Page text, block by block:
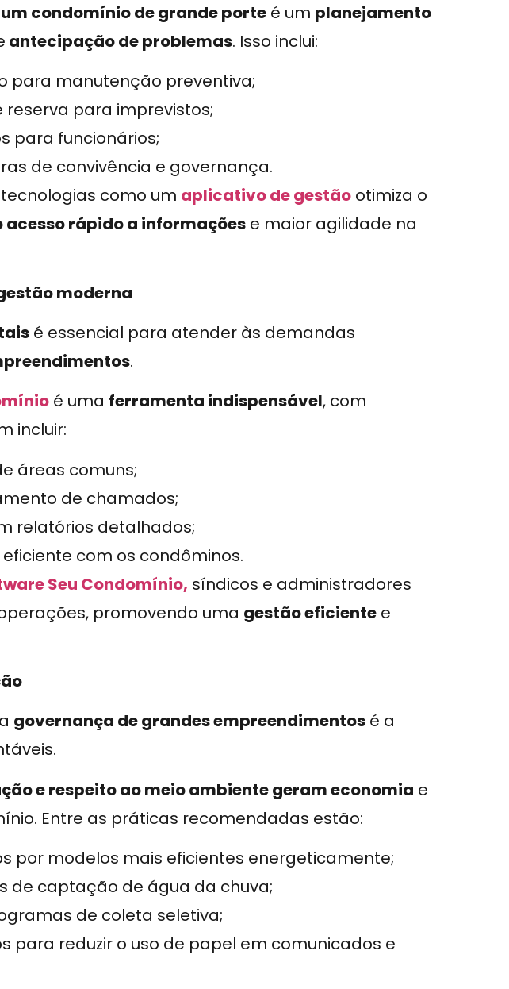
condomínio de grande porte é um planejamento
antecipação de problemas. Isso inclui:
para manutenção preventiva;
reserva para imprevistos;
para funcionários;
de convivência e governança.
como um aplicativo de gestão otimiza o
rápido a informações e maior agilidade na
moderna
é essencial para atender às demandas
.
é uma ferramenta indispensável, com
incluir:
áreas comuns;
de chamados;
relatórios detalhados;
com os condôminos.
Seu Condomínio, síndicos e administradores
promovendo uma gestão eficiente e
governança de grandes empreendimentos é a
e respeito ao meio ambiente geram economia e
Entre as práticas recomendadas estão:
por modelos mais eficientes energeticamente;
de captação de água da chuva;
de coleta seletiva;
para reduzir o uso de papel em comunicados e